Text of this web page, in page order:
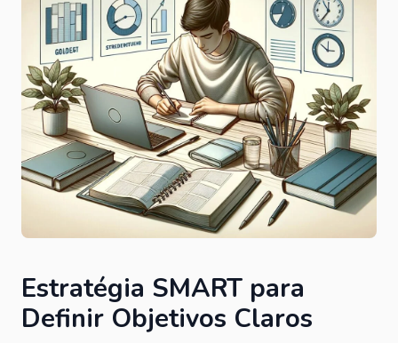
Estratégia SMART para
Definir Objetivos Claros